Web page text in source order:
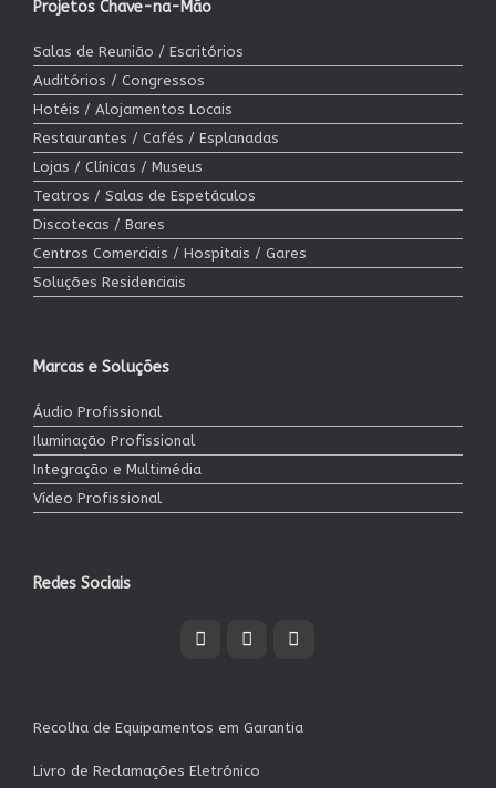
Projetos Chave-na-Mão
Salas de Reunião / Escritórios
Auditórios / Congressos
Hotéis / Alojamentos Locais
Restaurantes / Cafés / Esplanadas
Lojas / Clínicas / Museus
Teatros / Salas de Espetáculos
Discotecas / Bares
Centros Comerciais / Hospitais / Gares
Soluções Residenciais
Marcas e Soluções
Áudio Profissional
Iluminação Profissional
Integração e Multimédia
Vídeo Profissional
Redes Sociais
Recolha de Equipamentos em Garantia
Livro de Reclamações Eletrónico